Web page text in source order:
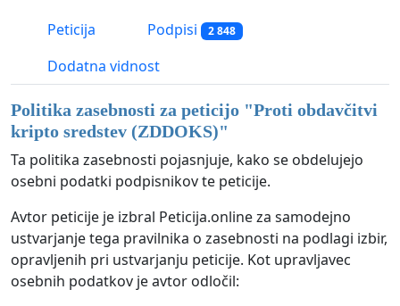
Peticija Podpisi 2 848
Dodatna vidnost
Politika zasebnosti za peticijo "Proti obdavčitvi
kripto sredstev (ZDDOKS)"
Ta politika zasebnosti pojasnjuje, kako se obdelujejo
osebni podatki podpisnikov te peticije.
Avtor peticije je izbral Peticija.online za samodejno
ustvarjanje tega pravilnika o zasebnosti na podlagi izbir,
opravljenih pri ustvarjanju peticije. Kot upravljavec
osebnih podatkov je avtor odločil: